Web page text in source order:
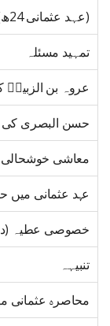
(عہد عثمانی 24ھ)
تمہید مسئلہ
عروہ بن
حسن البصری
معاشی خوشحالی
عہد عثمانی
خصوصی عطیہ
تنبیہہ
محاصرہ عثمانی